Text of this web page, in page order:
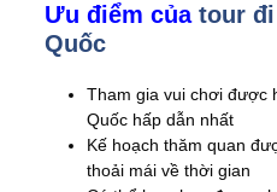
Ưu điểm của tour đi
Quốc
Tham gia vui chơi được
Quốc hấp dẫn nhất
Kế hoạch thăm quan
thoải mái về thời gian